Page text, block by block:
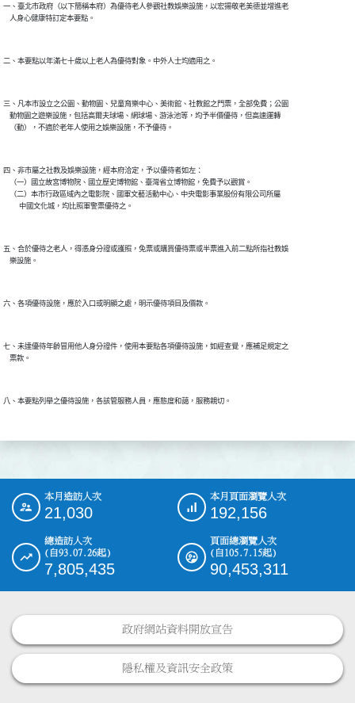
一、臺北市政府（以下簡稱本府）為優待老人參觀社教娛樂設施，以宏揚敬老美德並增進老
    人身心健康特訂定本要點。
二、本要點以年滿七十歲以上老人為優待對象。中外人士均適用之。
三、凡本市設立之公園、動物園、兒童育樂中心、美術館、社教館之門票，全部免費；公園
    動物園之遊樂設施，包括高爾夫球場、網球場、游泳池等，均予半價優待，但高速運轉
    （動），不適於老年人使用之娛樂設施，不予優待。
四、非市屬之社教及娛樂設施，經本府洽定，予以優待者如左：
    （一）國立故宮博物院、國立歷史博物館、臺灣省立博物館，免費予以觀賞。
    （二）本市行政區域內之電影院、國軍文藝活動中心、中央電影事業股份有限公司所屬
          中國文化城，均比照軍警票優待之。
五、合於優待之老人，得憑身分證或護照，免票或購買優待票或半票進入前二點所指社教娛
    樂設施。
六、各項優待設施，應於入口或明顯之處，明示優待項目及價款。
七、未達優待年齡冒用他人身分證件，使用本要點各項優待設施，如經查覺，應補足規定之
    票款。
八、本要點列舉之優待設施，各該管服務人員，應態度和藹，服務親切。
::: 本月造訪人次
21,030
本月頁面瀏覽人次
192,156
總造訪人次
(自93.07.26起)
7,805,435
頁面總瀏覽人次
(自105.7.15起)
90,453,311
政府網站資料開放宣告
隱私權及資訊安全政策